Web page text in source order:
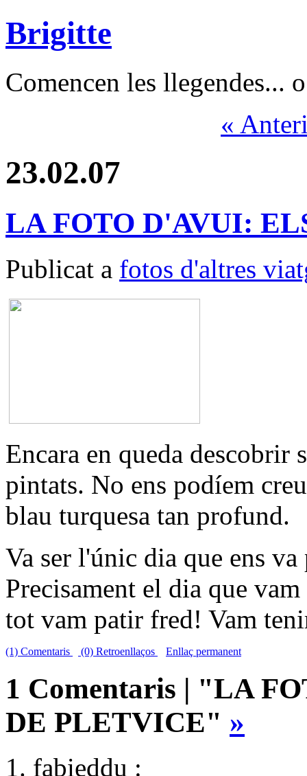
Brigitte
Comencen les llegendes...
«
23.02.07
LA FOTO D'AVUI:
Publicat a fotos d'altres
Encara en queda descobrir
pintats. No ens podíem
blau turquesa tan profund.
Va ser l'únic dia que ens
Precisament el dia que
tot vam patir fred! Vam
(1) Comentaris (0) Retroenllaços Enllaç permanent
1 Comentaris | "LA
DE PLETVICE" »
fabieddu :